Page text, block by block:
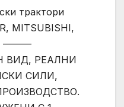
трактори
MITSUBISHI,
———
ВИД, РЕАЛНИ
СИЛИ,